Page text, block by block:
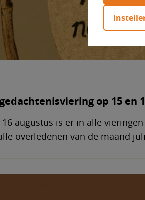
op 15 en
augustus is er in alle
overledenen van de maand